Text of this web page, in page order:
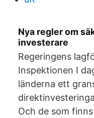
Nya regler om
investerare
Regeringens
Inspektionen I
länderna ett
Och de som